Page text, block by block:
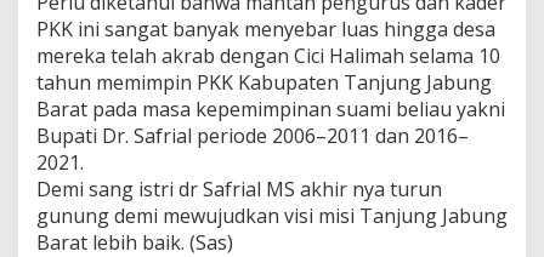
PKK ini sangat banyak menyebar luas hingga desa
mereka telah akrab dengan Cici Halimah selama 10
tahun memimpin PKK Kabupaten Tanjung Jabung
Barat pada masa kepemimpinan suami beliau yakni
Bupati Dr. Safrial periode 2006–2011 dan 2016–
2021.
Demi sang istri dr Safrial MS akhir nya turun
gunung demi mewujudkan visi misi Tanjung Jabung
Barat lebih baik. (Sas)